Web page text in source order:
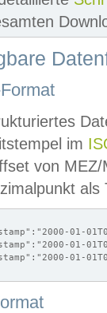
im
von MEZ/
als
01-
01-
01-